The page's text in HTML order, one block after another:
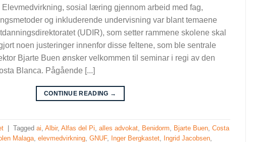
Elevmedvirkning, sosial læring gjennom arbeid med fag,
og inkluderende undervisning var blant temaene
(UDIR), som setter rammene skolene skal
noen justeringer innenfor disse feltene, som ble sentrale
Bjarte Buen ønsker velkommen til seminar i regi av den
Blanca. Pågående [...]
CONTINUE READING →
| Taggedai ,Albir,Alfas del Pi ,alles advokat Benidorm Bjarte Buen ,Costa
Malaga ,elevmedvirkning ,GNUF, Inger Bergkastet Ingrid Jacobsen